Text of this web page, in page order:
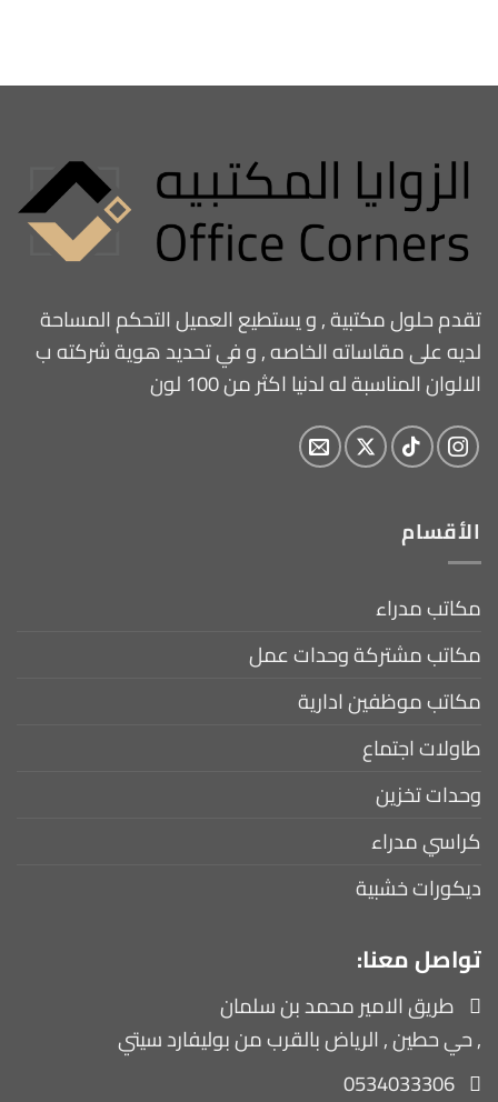
تقدم حلول مكتبية , و يستطيع العميل التحكم المساحة
لديه على مقاساته الخاصه , و في تحديد هوية شركته ب
الالوان المناسبة له لدنيا اكثر من 100 لون
الأقسام
مكاتب مدراء
مكاتب مشتركة وحدات عمل
مكاتب موظفين ادارية
طاولات اجتماع
وحدات تخزين
كراسي مدراء
ديكورات خشبية
تواصل معنا:
طريق الامير محمد بن سلمان
, حي حطين , الرياض بالقرب من بوليفارد سيتي
0534033306